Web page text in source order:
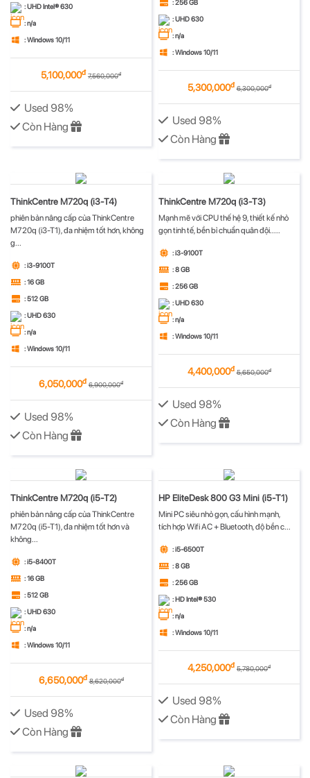
: UHD Intel® 630
: n/a
: Windows 10/11
5,100,000đ 7,560,000đ
Used 98%
Còn Hàng
: 256 GB
: UHD 630
: n/a
: Windows 10/11
5,300,000đ 6,300,000đ
Used 98%
Còn Hàng
ThinkCentre M720q (i3-T4)
phiên bản nâng cấp của ThinkCentre
M720q (i3-T1), đa nhiệm tốt hơn, không
g...
: i3-9100T
: 16 GB
: 512 GB
: UHD 630
: n/a
: Windows 10/11
6,050,000đ 6,900,000đ
Used 98%
Còn Hàng
ThinkCentre M720q (i3-T3)
Mạnh mẽ với CPU thế hệ 9, thiết kế nhỏ
gọn tinh tế, bền bỉ chuẩn quân đội.....
: i3-9100T
: 8 GB
: 256 GB
: UHD 630
: n/a
: Windows 10/11
4,400,000đ 5,650,000đ
Used 98%
Còn Hàng
ThinkCentre M720q (i5-T2)
phiên bản nâng cấp của ThinkCentre
M720q (i5-T1), đa nhiệm tốt hơn và
không...
: i5-8400T
: 16 GB
: 512 GB
: UHD 630
: n/a
: Windows 10/11
6,650,000đ 8,620,000đ
Used 98%
Còn Hàng
HP EliteDesk 800 G3 Mini (i5-T1)
Mini PC siêu nhỏ gọn, cấu hình mạnh,
tích hợp Wifi AC + Bluetooth, độ bền c...
: i5-6500T
: 8 GB
: 256 GB
: HD Intel® 530
: n/a
: Windows 10/11
4,250,000đ 5,780,000đ
Used 98%
Còn Hàng